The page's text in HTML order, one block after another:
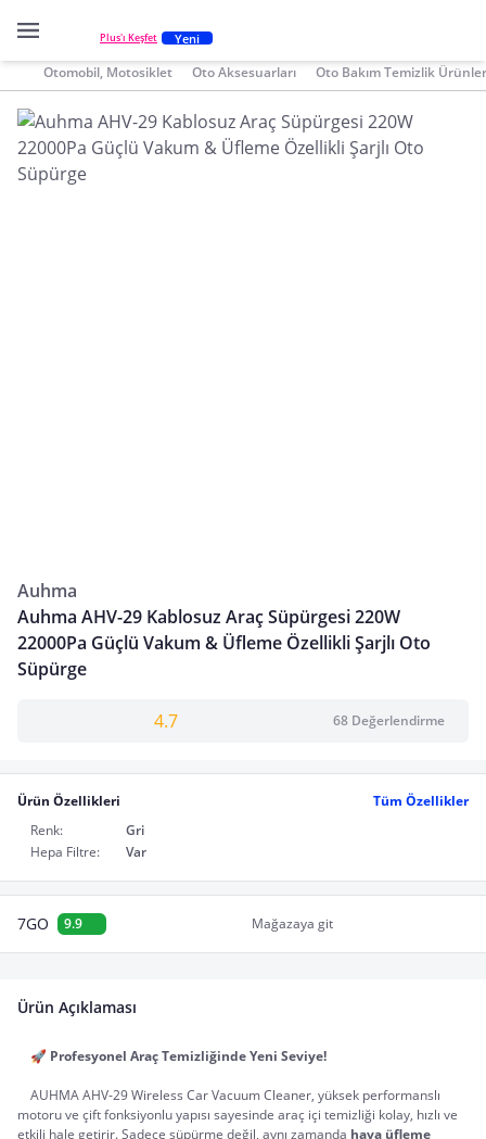
Plus'ı Keşfet Yeni
Otomobil, Motosiklet Oto Aksesuarları Oto Bakım Temizlik
Auhma
Auhma AHV-29 Kablosuz Araç Süpürgesi 220W
22000Pa Güçlü Vakum & Üfleme Özellikli Şarjlı Oto
Süpürge
4.7 68 Değerlendirme
Ürün Özellikleri
Tüm Özellikler
Renk:
Gri
Hepa Filtre:
Var
7GO 9.9 Mağazaya git
Ürün Açıklaması
	🚀
Profesyonel Araç Temizliğinde Yeni Seviye!
motoru ve çift fonksiyonlu yapısı sayesinde araç içi temizliği kolay, hızlı ve
etkili hale getirir. Sadece süpürme değil, aynı zamanda hava üfleme